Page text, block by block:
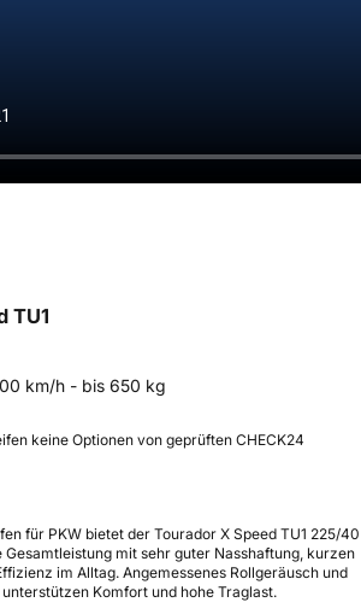
TU1
km/h - bis 650 kg
keine Optionen von geprüften CHECK24
für PKW bietet der Tourador X Speed TU1 225/40
Gesamtleistung mit sehr guter Nasshaftung, kurzen
im Alltag. Angemessenes Rollgeräusch und
Komfort und hohe Traglast.